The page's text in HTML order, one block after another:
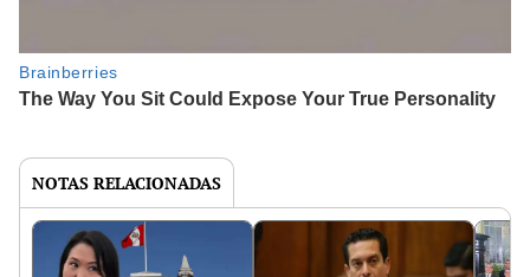
NOTAS RELACIONADAS